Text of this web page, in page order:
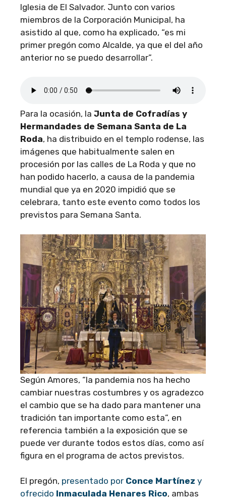
Iglesia de El Salvador. Junto con varios
miembros de la Corporación Municipal, ha
asistido al que, como ha explicado, “es mi
primer pregón como Alcalde, ya que el del año
anterior no se puedo desarrollar”.
Para la ocasión, la Junta de Cofradías y
Hermandades de Semana Santa de La
Roda, ha distribuido en el templo rodense, las
imágenes que habitualmente salen en
procesión por las calles de La Roda y que no
han podido hacerlo, a causa de la pandemia
mundial que ya en 2020 impidió que se
celebrara, tanto este evento como todos los
previstos para Semana Santa.
Según Amores, “la pandemia nos ha hecho
cambiar nuestras costumbres y os agradezco
el cambio que se ha dado para mantener una
tradición tan importante como esta”, en
referencia también a la exposición que se
puede ver durante todos estos días, como así
figura en el programa de actos previstos.
El pregón, presentado por Conce Martínez y
ofrecido Inmaculada Henares Rico, ambas